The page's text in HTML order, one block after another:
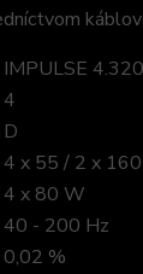
IMPULSE 4.320
4
D
4 x 55 / 2 x
4 x 80 W
40 - 200 Hz
0,02 %